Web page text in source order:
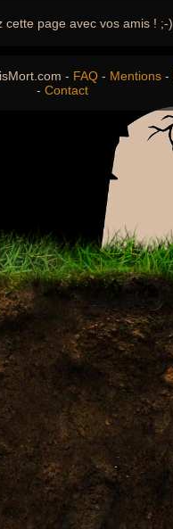
cette page avec vos amis ! ;-)
- FAQ - Mentions -
- Contact